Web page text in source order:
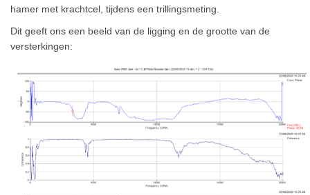
hamer met krachtcel, tijdens een trillingsmeting.
Dit geeft ons een beeld van de ligging en de grootte van de
versterkingen: